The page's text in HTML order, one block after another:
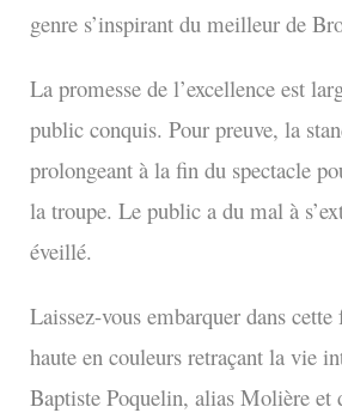
genre s’inspirant du meilleur de
La promesse de l’excellence est
public conquis. Pour preuve, la
prolongeant à la fin du spectacle
la troupe. Le public a du mal à
éveillé.
Laissez-vous embarquer dans
haute en couleurs retraçant la vie
Baptiste Poquelin, alias Molière et